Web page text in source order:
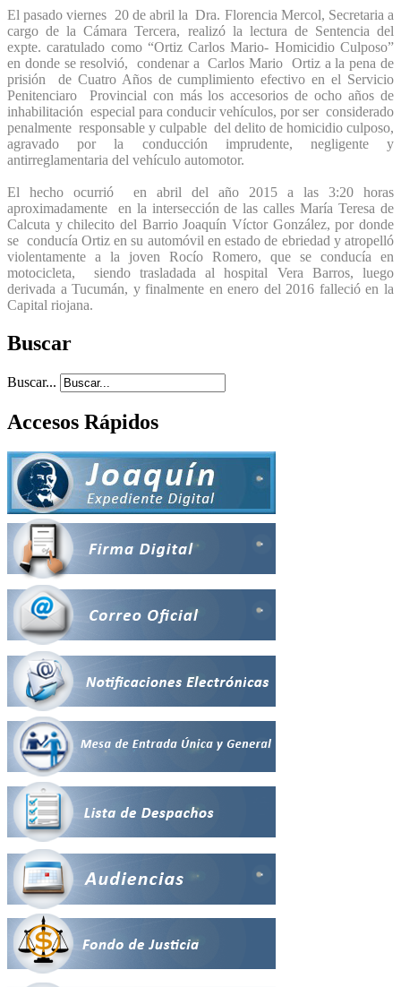
El pasado viernes 20 de abril la Dra. Florencia Mercol, Secretaria a
cargo de la Cámara Tercera, realizó la lectura de Sentencia del
expte. caratulado como “Ortiz Carlos Mario- Homicidio Culposo”
en donde se resolvió, condenar a Carlos Mario Ortiz a la pena de
prisión de Cuatro Años de cumplimiento efectivo en el Servicio
Penitenciaro Provincial con más los accesorios de ocho años de
inhabilitación especial para conducir vehículos, por ser considerado
penalmente responsable y culpable del delito de homicidio culposo,
agravado por la conducción imprudente, negligente y
antirreglamentaria del vehículo automotor.
El hecho ocurrió en abril del año 2015 a las 3:20 horas
aproximadamente en la intersección de las calles María Teresa de
Calcuta y chilecito del Barrio Joaquín Víctor González, por donde
se conducía Ortiz en su automóvil en estado de ebriedad y atropelló
violentamente a la joven Rocío Romero, que se conducía en
motocicleta, siendo trasladada al hospital Vera Barros, luego
derivada a Tucumán, y finalmente en enero del 2016 falleció en la
Capital riojana.
Buscar
Buscar...
Accesos Rápidos